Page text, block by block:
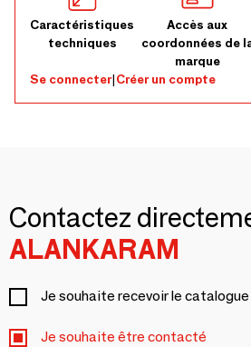
Caractéristiques
techniques
Accès aux
coordonnées de
marque
Se connecter|Créer un compte
Contactez
ALANKARAM
Je souhaite recevoir le catalogue
Je souhaite être contacté